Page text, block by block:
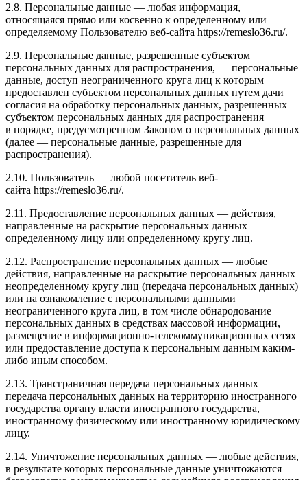
2.8. Персональные данные — любая информация,
относящаяся прямо или косвенно к определенному или
определяемому Пользователю веб-сайта https://remeslo36.ru/.
2.9. Персональные данные, разрешенные субъектом
персональных данных для распространения, — персональные
данные, доступ неограниченного круга лиц к которым
предоставлен субъектом персональных данных путем дачи
согласия на обработку персональных данных, разрешенных
субъектом персональных данных для распространения
в порядке, предусмотренном Законом о персональных данных
(далее — персональные данные, разрешенные для
распространения).
2.10. Пользователь — любой посетитель веб-
сайта https://remeslo36.ru/.
2.11. Предоставление персональных данных — действия,
направленные на раскрытие персональных данных
определенному лицу или определенному кругу лиц.
2.12. Распространение персональных данных — любые
действия, направленные на раскрытие персональных данных
неопределенному кругу лиц (передача персональных данных)
или на ознакомление с персональными данными
неограниченного круга лиц, в том числе обнародование
персональных данных в средствах массовой информации,
размещение в информационно-телекоммуникационных сетях
или предоставление доступа к персональным данным каким-
либо иным способом.
2.13. Трансграничная передача персональных данных —
передача персональных данных на территорию иностранного
государства органу власти иностранного государства,
иностранному физическому или иностранному юридическому
лицу.
2.14. Уничтожение персональных данных — любые действия,
в результате которых персональные данные уничтожаются